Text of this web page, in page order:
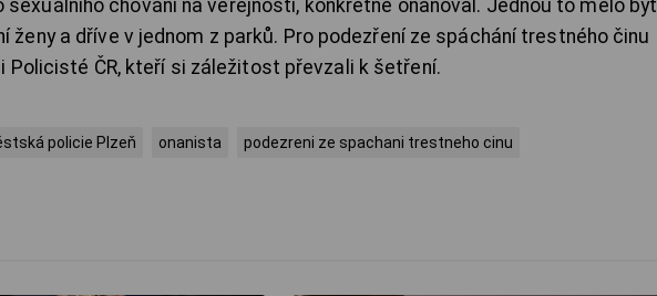
sexuálního chování na veřejnosti, konkrétně onanoval. Jednou to mělo být
ženy a dříve v jednom z parků. Pro podezření ze spáchání trestného činu
Policisté ČR, kteří si záležitost převzali k šetření.
policie Plzeň onanista podezreni ze spachani trestneho cinu